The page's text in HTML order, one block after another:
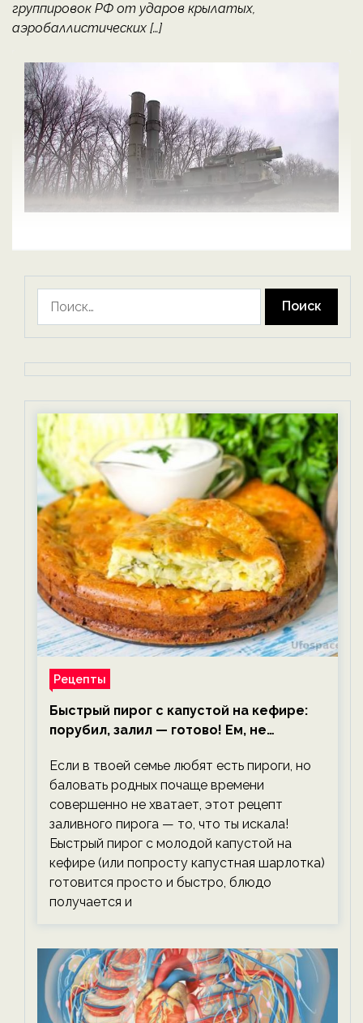
группировок РФ от ударов крылатых,
аэробаллистических […]
Рецепты
Быстрый пирог с капустой на кефире:
порубил, залил — готово! Ем, не
Если в твоей семье любят есть пироги, но
баловать родных почаще времени
совершенно не хватает, этот рецепт
заливного пирога — то, что ты искала!
Быстрый пирог с молодой капустой на
кефире (или попросту капустная шарлотка)
готовится просто и быстро, блюдо
получается и